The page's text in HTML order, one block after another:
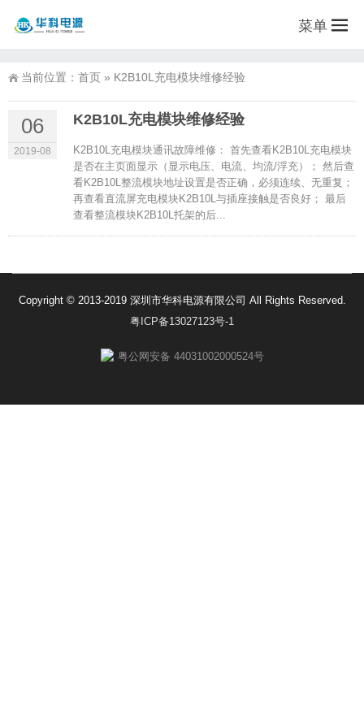
菜单
当前位置： 首页 » K2B10L充电模块维修经验
06
2019-08
K2B10L充电模块维修经验
K2B10L充电模块通讯故障维修： 首先查看K2B10L充电模块
是否在主页面显示（显示电压、电流、均流/浮充）； 然后查
看K2B10L整流模块地址设置是否正确，必须连续、无重复；
再查看直流屏充电模块K2B10L与插座接触是否良好； 最后
查看整流模块K2B10L托架的后...
Copyright © 2013-2019 深圳市华科电源有限公司 All Rights Reserved.
粤ICP备13027123号-1
粤公网安备 44031002000524号